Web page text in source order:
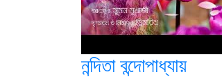
নন্দিতা বন্দোপাধ্যায়